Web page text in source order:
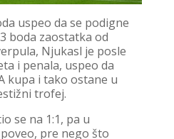
uspeo da se podigne
boda zaostatka od
Njukasl je posle
i penala, uspeo da
kupa i tako ostane u
trofej.
se na 1:1, pa u
pre nego što